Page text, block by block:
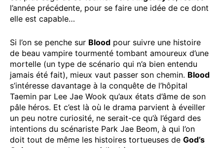
l’année précédente, pour se faire une idée de ce dont
elle est capable…
Si l’on se penche sur Blood pour suivre une histoire
de beau vampire tourmenté tombant amoureux d’une
mortelle (un type de scénario qui n’a bien entendu
jamais été fait), mieux vaut passer son chemin. Blood
s’intéresse davantage à la conquête de l’hôpital
Taemin par Lee Jae Wook qu’aux états d’âme de son
pâle héros. Et c’est là où le drama parvient à éveiller
un peu notre curiosité, ne serait-ce qu’à l’égard des
intentions du scénariste Park Jae Beom, à qui l’on
doit tout de même les histoires tortueuses de God’s